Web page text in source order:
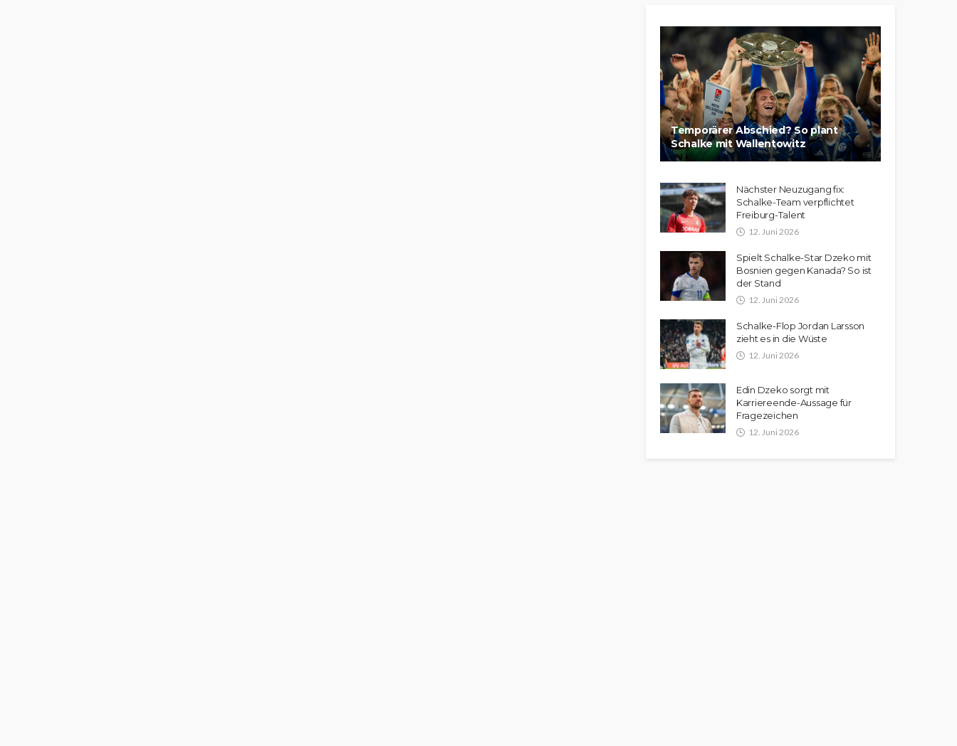
Temporärer Abschied? So plant
Schalke mit Wallentowitz
Nächster Neuzugang fix:
Schalke-Team verpflichtet
Freiburg-Talent
12. Juni 2026
Spielt Schalke-Star Dzeko mit
Bosnien gegen Kanada? So ist
der Stand
12. Juni 2026
Schalke-Flop Jordan Larsson
zieht es in die Wüste
12. Juni 2026
Edin Dzeko sorgt mit
Karriereende-Aussage für
Fragezeichen
12. Juni 2026